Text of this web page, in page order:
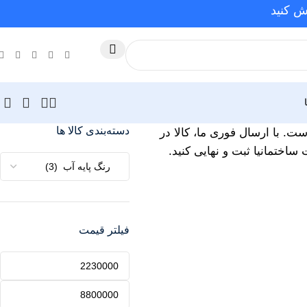
کنید
با ارسال فوری ما، کالا در
ثبت و نهایی کنید.
دسته‌بندی کالا ها
فیلتر قیمت